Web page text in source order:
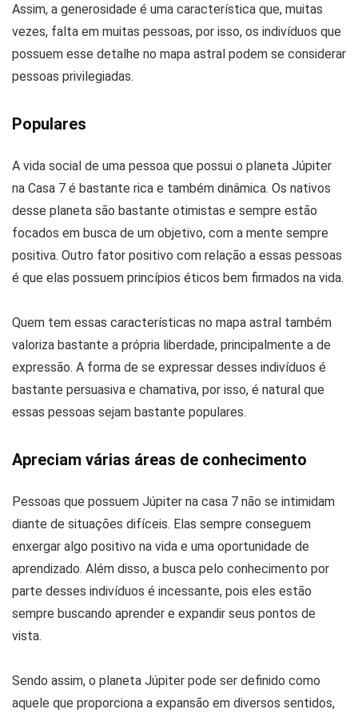
Assim, a generosidade é uma característica que, muitas
vezes, falta em muitas pessoas, por isso, os indivíduos que
possuem esse detalhe no mapa astral podem se considerar
pessoas privilegiadas.
Populares
A vida social de uma pessoa que possui o planeta Júpiter
na Casa 7 é bastante rica e também dinâmica. Os nativos
desse planeta são bastante otimistas e sempre estão
focados em busca de um objetivo, com a mente sempre
positiva. Outro fator positivo com relação a essas pessoas
é que elas possuem princípios éticos bem firmados na vida.
Quem tem essas características no mapa astral também
valoriza bastante a própria liberdade, principalmente a de
expressão. A forma de se expressar desses indivíduos é
bastante persuasiva e chamativa, por isso, é natural que
essas pessoas sejam bastante populares.
Apreciam várias áreas de conhecimento
Pessoas que possuem Júpiter na casa 7 não se intimidam
diante de situações difíceis. Elas sempre conseguem
enxergar algo positivo na vida e uma oportunidade de
aprendizado. Além disso, a busca pelo conhecimento por
parte desses indivíduos é incessante, pois eles estão
sempre buscando aprender e expandir seus pontos de
vista.
Sendo assim, o planeta Júpiter pode ser definido como
aquele que proporciona a expansão em diversos sentidos,